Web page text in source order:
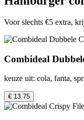
Voor slechts €5 extra,
Combideal
keuze uit: cola, fanta,
€ 13.75